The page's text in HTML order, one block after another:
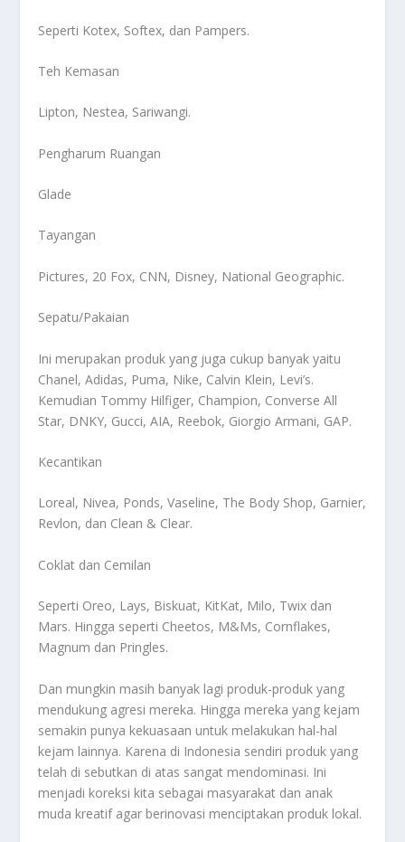
Seperti Kotex, Softex, dan Pampers.
Teh Kemasan
Lipton, Nestea, Sariwangi.
Pengharum Ruangan
Glade
Tayangan
Pictures, 20 Fox, CNN, Disney, National Geographic.
Sepatu/Pakaian
Ini merupakan produk yang juga cukup banyak yaitu
Chanel, Adidas, Puma, Nike, Calvin Klein, Levi’s.
Kemudian Tommy Hilfiger, Champion, Converse All
Star, DNKY, Gucci, AIA, Reebok, Giorgio Armani, GAP.
Kecantikan
Loreal, Nivea, Ponds, Vaseline, The Body Shop, Garnier,
Revlon, dan Clean & Clear.
Coklat dan Cemilan
Seperti Oreo, Lays, Biskuat, KitKat, Milo, Twix dan
Mars. Hingga seperti Cheetos, M&Ms, Cornflakes,
Magnum dan Pringles.
Dan mungkin masih banyak lagi produk-produk yang
mendukung agresi mereka. Hingga mereka yang kejam
semakin punya kekuasaan untuk melakukan hal-hal
kejam lainnya. Karena di Indonesia sendiri produk yang
telah di sebutkan di atas sangat mendominasi. Ini
menjadi koreksi kita sebagai masyarakat dan anak
muda kreatif agar berinovasi menciptakan produk lokal.